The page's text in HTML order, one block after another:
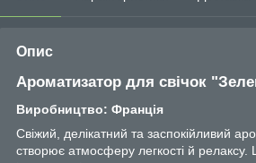
Опис
Ароматизатор для свічок
Виробництво: Франція
Свіжий, делікатний та заспокійливий
створює атмосферу легкості й